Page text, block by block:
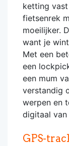
ketting
fietsenrek
moeilijker.
want je
Met een
een
een mum
verstandig
werpen en
digitaal van
GPS-